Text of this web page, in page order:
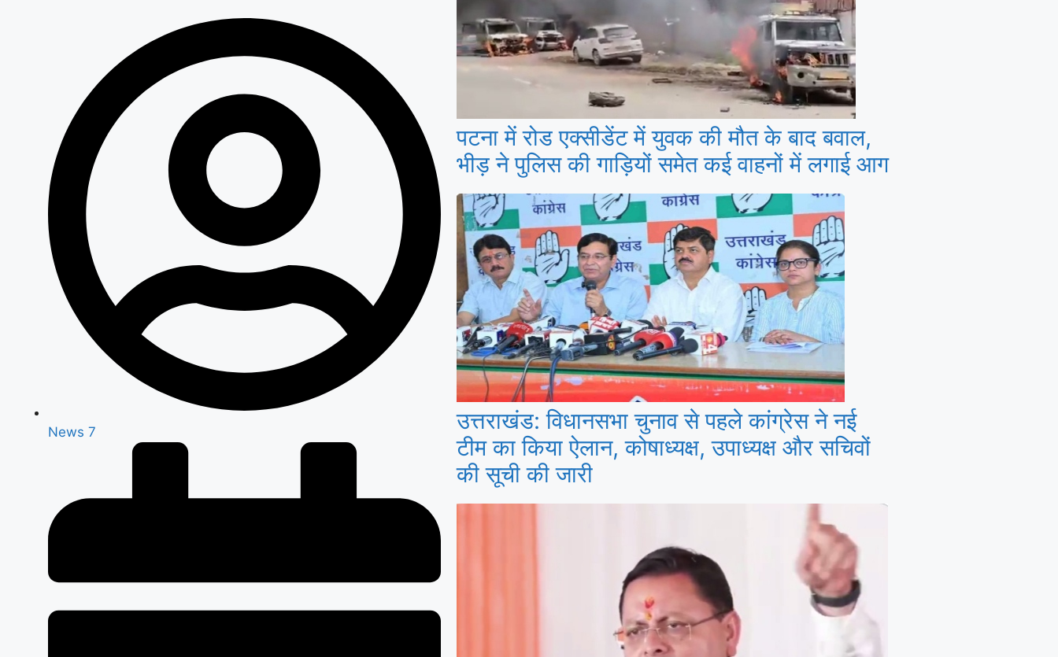
News 7
पटना में रोड एक्सीडेंट में युवक की मौत के बाद बवाल,
भीड़ ने पुलिस की गाड़ियों समेत कई वाहनों में लगाई आग
उत्तराखंड: विधानसभा चुनाव से पहले कांग्रेस ने नई
टीम का किया ऐलान, कोषाध्यक्ष, उपाध्यक्ष और सचिवों
की सूची की जारी